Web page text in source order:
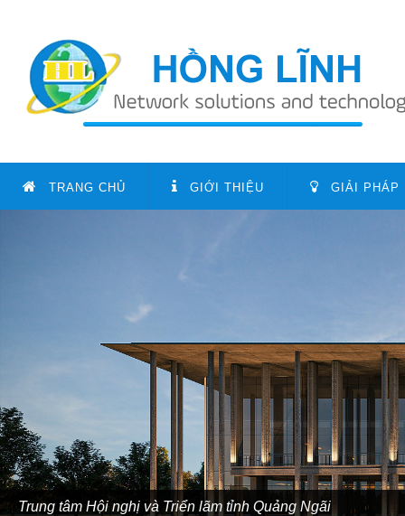
TRANG CHỦ GIỚI THIỆU GIẢI PHÁP
Trung tâm Hội nghị và Triển lãm tỉnh Quảng Ngãi